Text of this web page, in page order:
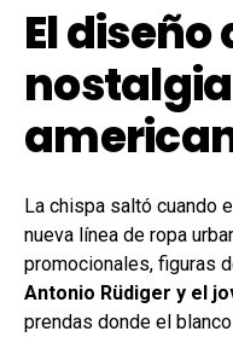
El
nostalgia
La chispa saltó cuando
nueva línea de ropa
promocionales, figuras
Antonio Rüdiger y el
prendas donde el